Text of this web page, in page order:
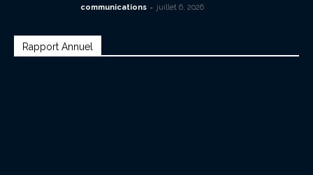
communications - juillet 6, 2026
Rapport Annuel